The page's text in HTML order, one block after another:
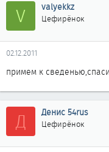
V valyekkz
Цефирёнок
02.12.2011
примем к
Д Денис 54rus
Цефирёнок